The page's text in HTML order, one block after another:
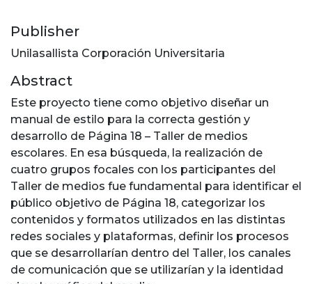
Publisher
Unilasallista Corporación Universitaria
Abstract
Este proyecto tiene como objetivo diseñar un
manual de estilo para la correcta gestión y
desarrollo de Página 18 – Taller de medios
escolares. En esa búsqueda, la realización de
cuatro grupos focales con los participantes del
Taller de medios fue fundamental para identificar el
público objetivo de Página 18, categorizar los
contenidos y formatos utilizados en las distintas
redes sociales y plataformas, definir los procesos
que se desarrollarían dentro del Taller, los canales
de comunicación que se utilizarían y la identidad